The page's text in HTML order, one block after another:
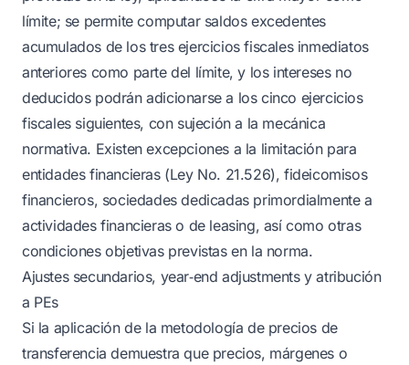
límite; se permite computar saldos excedentes
acumulados de los tres ejercicios fiscales inmediatos
anteriores como parte del límite, y los intereses no
deducidos podrán adicionarse a los cinco ejercicios
fiscales siguientes, con sujeción a la mecánica
normativa. Existen excepciones a la limitación para
entidades financieras (Ley No. 21.526), fideicomisos
financieros, sociedades dedicadas primordialmente a
actividades financieras o de leasing, así como otras
condiciones objetivas previstas en la norma.
Ajustes secundarios, year‑end adjustments y atribución
a PEs
Si la aplicación de la metodología de precios de
transferencia demuestra que precios, márgenes o